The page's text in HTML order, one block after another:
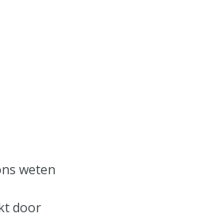
weten
door